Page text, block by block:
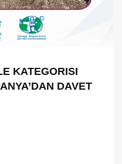
KATEGORISI
DAVET